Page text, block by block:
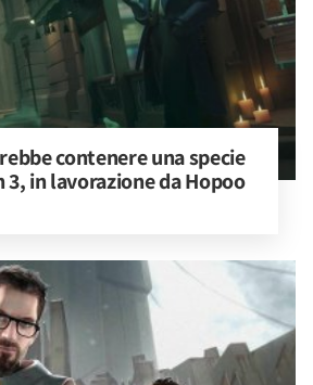
contenere una specie
3, in lavorazione da Hopoo